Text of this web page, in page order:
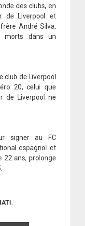
des clubs, en
de Liverpool et
André Silva,
morts dans un
club de Liverpool
20, celui que
de Liverpool ne
signer au FC
espagnol et
22 ans, prolonge